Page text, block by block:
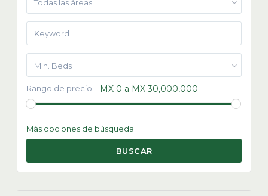
Todas las áreas
Min. Beds
Rango de precio: MX 0 a MX 30,000,000
Más opciones de búsqueda
BUSCAR